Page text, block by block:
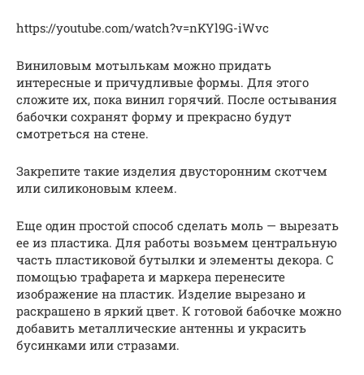
https://youtube.com/watch?v=nKYl9G-iWvc
Виниловым мотылькам можно придать
интересные и причудливые формы. Для этого
сложите их, пока винил горячий. После остывания
бабочки сохранят форму и прекрасно будут
смотреться на стене.
Закрепите такие изделия двусторонним скотчем
или силиконовым клеем.
Еще один простой способ сделать моль — вырезать
ее из пластика. Для работы возьмем центральную
часть пластиковой бутылки и элементы декора. С
помощью трафарета и маркера перенесите
изображение на пластик. Изделие вырезано и
раскрашено в яркий цвет. К готовой бабочке можно
добавить металлические антенны и украсить
бусинками или стразами.